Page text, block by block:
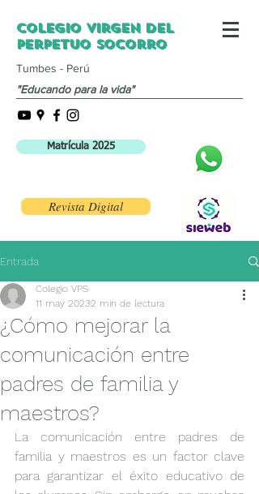
Colegio Virgen del
Perpetuo Socorro
Tumbes - Perú
"Educando para la vida"
Matrícula 2025
Revista Digital
Entrada
¿Cómo mejorar la
comunicación entre
padres de familia y
maestros?
Colegio VPS
11 may 20232 min de lectura
La comunicación entre padres de
familia y maestros es un factor clave
para garantizar el éxito educativo de